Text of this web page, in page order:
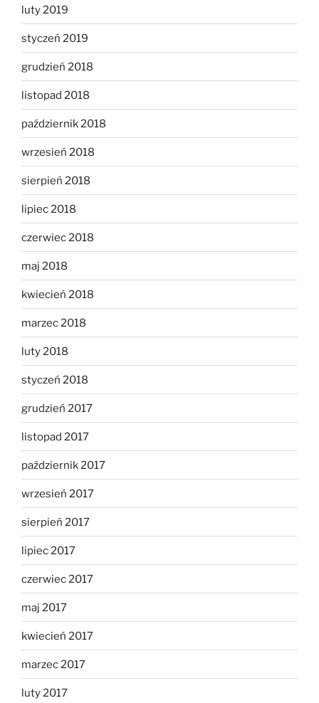
luty 2019
styczeń 2019
grudzień 2018
listopad 2018
październik 2018
wrzesień 2018
sierpień 2018
lipiec 2018
czerwiec 2018
maj 2018
kwiecień 2018
marzec 2018
luty 2018
styczeń 2018
grudzień 2017
listopad 2017
październik 2017
wrzesień 2017
sierpień 2017
lipiec 2017
czerwiec 2017
maj 2017
kwiecień 2017
marzec 2017
luty 2017